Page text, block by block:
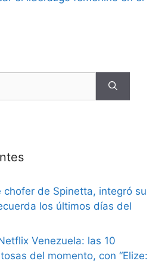
chofer de Spinetta, integró su
los últimos días del
Venezuela: las 10
del momento, con “Elize: